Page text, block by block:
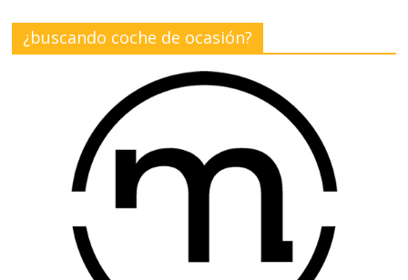
¿buscando coche de ocasión?